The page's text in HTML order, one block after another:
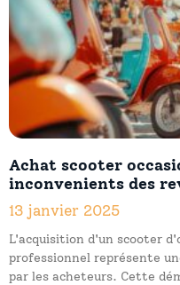
Achat scooter
inconvenients des
13 janvier 2025
L'acquisition d'un scooter
professionnel représente
par les acheteurs. Cette